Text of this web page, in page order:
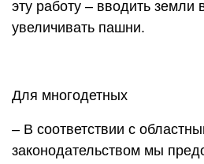
эту работу – вводить земли
увеличивать пашни.
Для многодетных
– В соответствии с
законодательством мы